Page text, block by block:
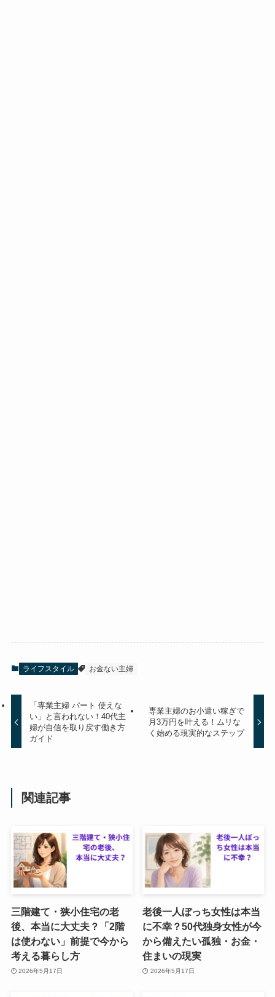
ライフスタイル お金ない主婦
「専業主婦 パート 使えな
い」と言われない！40代主
婦が自信を取り戻す働き方
ガイド
専業主婦のお小遣い稼ぎで
月3万円を叶える！ムリな
く始める現実的なステップ
関連記事
三階建て・狭小住宅の老
後、本当に大丈夫？「2階
は使わない」前提で今から
考える暮らし方
2026年5月17日
老後一人ぼっち女性は本当
に不幸？50代独身女性が今
から備えたい孤独・お金・
住まいの現実
2026年5月17日